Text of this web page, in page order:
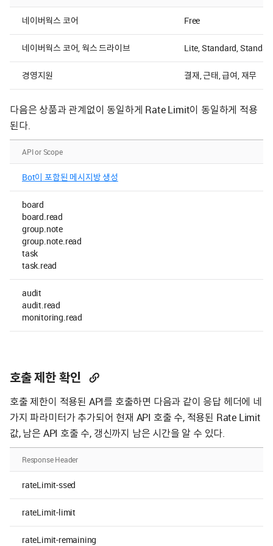
네이버웍스 코어 Free
네이버웍스 코어, 웍스 드라이브 Lite, Standard,
경영지원 결재, 근태, 급여, 재무
다음은 상품과 관계없이 동일하게 Rate Limit이 동일하게 적용
된다.
API or Scope
Bot이 포함된 메시지방 생성
board
board.read
group.note
group.note.read
task
task.read
audit
audit.read
monitoring.read
호출 제한 확인
호출 제한이 적용된 API를 호출하면 다음과 같이 응답 헤더에 네
가지 파라미터가 추가되어 현재 API 호출 수, 적용된 Rate Limit
값, 남은 API 호출 수, 갱신까지 남은 시간을 알 수 있다.
Response Header
rateLimit-ssed
rateLimit-limit
rateLimit-remaining